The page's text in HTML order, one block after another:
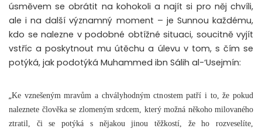
úsměvem se obrátit na kohokoli a najít si pro něj chvíli,
ale i na další významný moment – je Sunnou každému,
kdo se nalezne v podobné obtížné situaci, soucitně vyjít
vstříc a poskytnout mu útěchu a úlevu v tom, s čím se
potýká, jak podotýká Muhammed ibn Sálih al-‘Usejmín:
„Ke vznešeným mravům a chvályhodným ctnostem patří i to, že pokud
naleznete člověka se zlomeným srdcem, který možná někoho milovaného
ztratil, či se potýká s nějakou jinou těžkostí, že ho rozveselíte,